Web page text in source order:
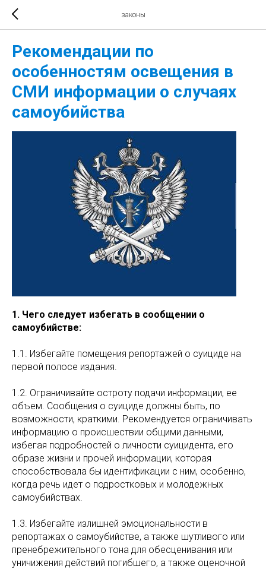
законы
Рекомендации по
особенностям освещения в
СМИ информации о случаях
самоубийства
1. Чего следует избегать в сообщении о
самоубийстве:
1.1. Избегайте помещения репортажей о суициде на
первой полосе издания.
1.2. Ограничивайте остроту подачи информации, ее
объем. Сообщения о суициде должны быть, по
возможности, краткими. Рекомендуется ограничивать
информацию о происшествии общими данными,
избегая подробностей о личности суицидента, его
образе жизни и прочей информации, которая
способствовала бы идентификации с ним, особенно,
когда речь идет о подростковых и молодежных
самоубийствах.
1.3. Избегайте излишней эмоциональности в
репортажах о самоубийстве, а также шутливого или
пренебрежительного тона для обесценивания или
уничижения действий погибшего, а также оценочной